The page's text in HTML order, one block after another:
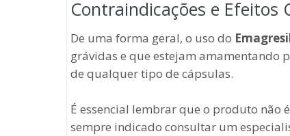
Contraindicações e Efeitos
De uma forma geral, o uso do
grávidas e que estejam amamentando
de qualquer tipo de cápsulas.
É essencial lembrar que o produto não
sempre indicado consultar um